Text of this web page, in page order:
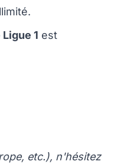
1 est
etc.), n'hésitez